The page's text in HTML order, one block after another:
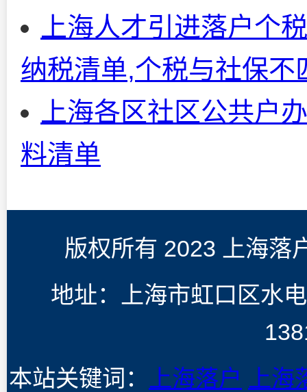
上海人才引进落户个
纳税清单,个税与社保不
上海各区社区公共户
料清单
版权所有 2023 上海落
地址：上海市虹口区水
本站关键词：
上海落户
上